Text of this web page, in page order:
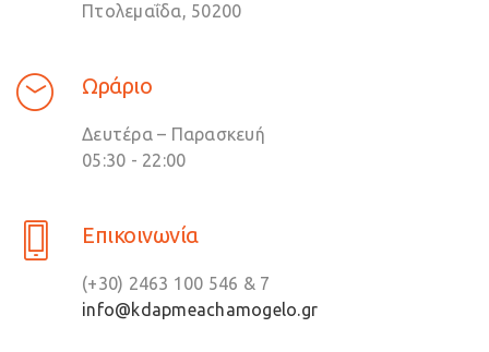
Πτολεμαΐδα, 50200
Ωράριο
Δευτέρα – Παρασκευή
05:30 - 22:00
Επικοινωνία
(+30) 2463 100 546 & 7
info@kdapmeachamogelo.gr